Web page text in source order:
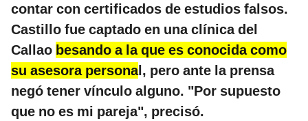
contar con certificados de estudios falsos.
Castillo fue captado en una clínica del
Callao besando a la que es conocida como
su asesora personal, pero ante la prensa
negó tener vínculo alguno. "Por supuesto
que no es mi pareja", precisó.